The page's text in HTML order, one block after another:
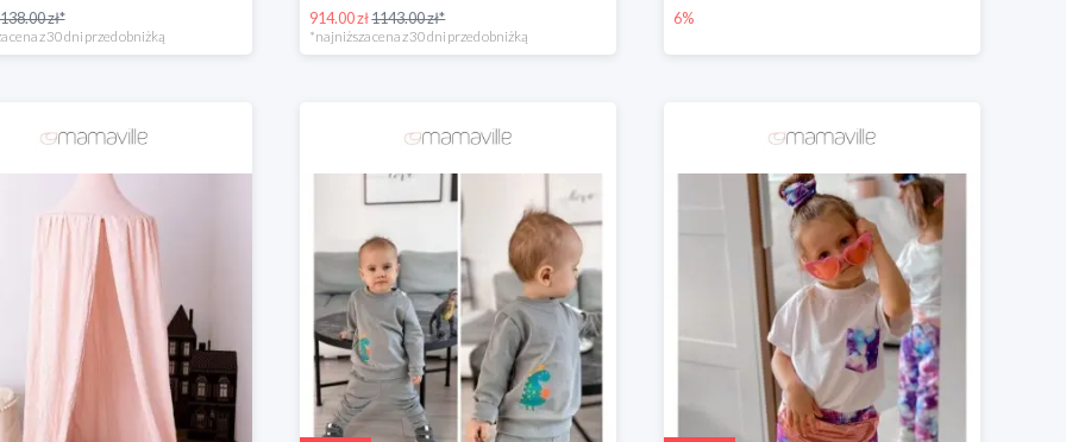
138.00 zł*
cena z 30 dni przed obniżką
914.00 zł1143.00 zł*
*najniższa cena z 30 dni przed obniżką
6%